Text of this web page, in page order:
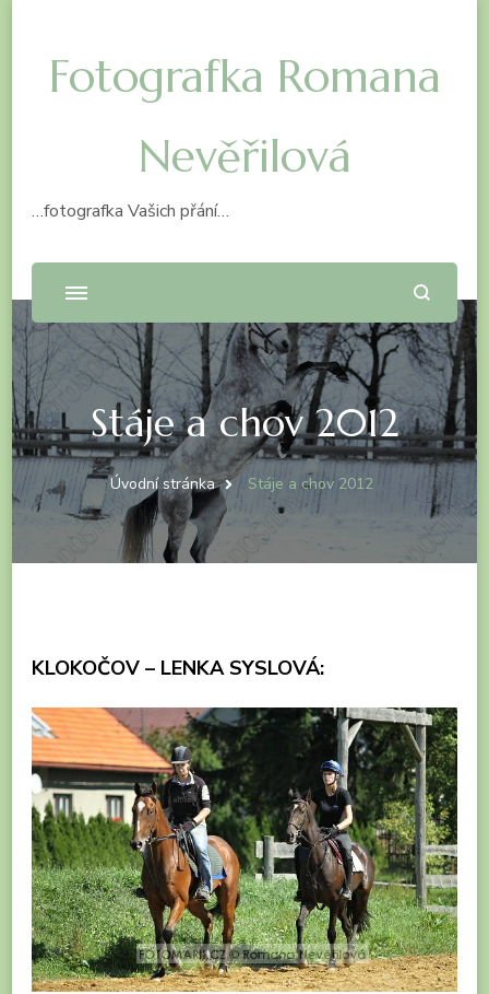
Fotografka Romana
Nevěřilová
…fotografka Vašich přání…
Stáje a chov 2012
Úvodní stránka Stáje a chov 2012
KLOKOČOV – LENKA SYSLOVÁ: